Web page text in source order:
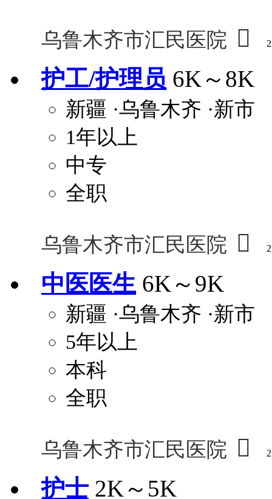
乌鲁木齐市汇民医院 
护工/护理员 6K～8K
新疆 ·乌鲁木齐 ·新市
1年以上
中专
全职
乌鲁木齐市汇民医院 
中医医生 6K～9K
新疆 ·乌鲁木齐 ·新市
5年以上
本科
全职
乌鲁木齐市汇民医院 
护士 2K～5K